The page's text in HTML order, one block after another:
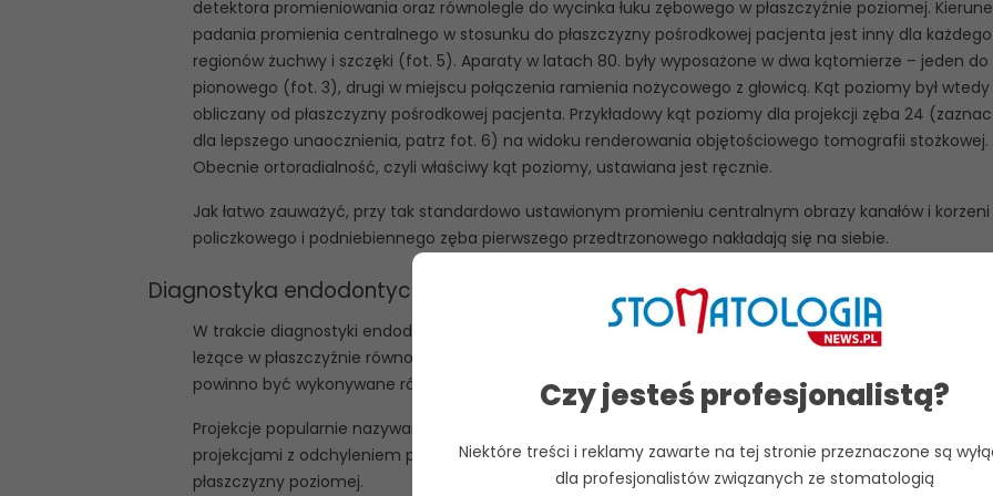
Czy jesteś profesjonalistą?
Niektóre treści i reklamy zawarte na tej stronie przeznaczone są
dla profesjonalistów związanych ze stomatologią
detektora promieniowania oraz równolegle do wycinka łuku zębowego w płaszczyźnie poziomej.
padania promienia centralnego w stosunku do płaszczyzny pośrodkowej pacjenta jest inny dla
regionów żuchwy i szczęki (fot. 5). Aparaty w latach 80. były wyposażone w dwa kątomierze – jeden
pionowego (fot. 3), drugi w miejscu połączenia ramienia nożycowego z głowicą. Kąt poziomy był wtedy
obliczany od płaszczyzny pośrodkowej pacjenta. Przykładowy kąt poziomy dla projekcji zęba 24
dla lepszego unaocznienia, patrz fot. 6) na widoku renderowania objętościowego tomografii stożkowej.
Obecnie ortoradialność, czyli właściwy kąt poziomy, ustawiana jest ręcznie.
Jak łatwo zauważyć, przy tak standardowo ustawionym promieniu centralnym obrazy kanałów i korzeni
policzkowego i podniebiennego zęba pierwszego przedtrzonowego nakładają się na siebie.
Diagnostyka endodontyczna
W trakcie diagnostyki endodontycznej należy przyjąć, że każdy ząb może zawierać dwa (lub więcej)
leżące w płaszczyźnie równoległej do wiązki promieniowania, w związku z czym rutynowo przed
powinno być wykonywane również zdjęcie w projekcji skośnej [2].
Projekcje popularnie nazywane „skośnymi bocznymi”: przednio-skośne i tylno-skośne, właściwie
projekcjami z odchyleniem promienia centralnego odpowiednio do przodu i do tyłu. Odnoszą się one
płaszczyzny poziomej.